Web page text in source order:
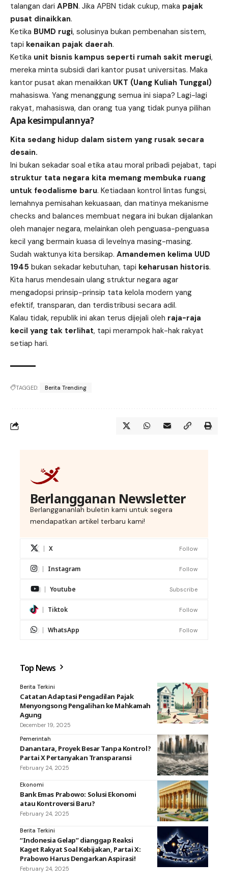
talangan dari APBN. Jika APBN tidak cukup, maka pajak
pusat dinaikkan.
Ketika BUMD rugi, solusinya bukan pembenahan sistem,
tapi kenaikan pajak daerah.
Ketika unit bisnis kampus seperti rumah sakit merugi,
mereka minta subsidi dari kantor pusat universitas. Maka
kantor pusat akan menaikkan UKT (Uang Kuliah Tunggal)
mahasiswa. Yang menanggung semua ini siapa? Lagi-lagi
rakyat, mahasiswa, dan orang tua yang tidak punya pilihan
Apa kesimpulannya?
Kita sedang hidup dalam sistem yang rusak secara
desain.
Ini bukan sekadar soal etika atau moral pribadi pejabat, tapi
struktur tata negara kita memang membuka ruang
untuk feodalisme baru. Ketiadaan kontrol lintas fungsi,
lemahnya pemisahan kekuasaan, dan matinya mekanisme
checks and balances membuat negara ini bukan dijalankan
oleh manajer negara, melainkan oleh penguasa-penguasa
kecil yang bermain kuasa di levelnya masing-masing.
Sudah waktunya kita bersikap. Amandemen kelima UUD
1945 bukan sekadar kebutuhan, tapi keharusan historis.
Kita harus mendesain ulang struktur negara agar
mengadopsi prinsip-prinsip tata kelola modern yang
efektif, transparan, dan terdistribusi secara adil.
Kalau tidak, republik ini akan terus dijejali oleh raja-raja
kecil yang tak terlihat, tapi merampok hak-hak rakyat
setiap hari.
TAGGED: Berita Trending
Berlangganan Newsletter
Berlanggananlah buletin kami untuk segera
mendapatkan artikel terbaru kami!
X Follow
Instagram Follow
Youtube Subscribe
Tiktok Follow
WhatsApp Follow
Top News
Berita Terkini
Catatan Adaptasi Pengadilan Pajak
Menyongsong Pengalihan ke Mahkamah
Agung
December 19, 2025
Pemerintah
Danantara, Proyek Besar Tanpa Kontrol?
Partai X Pertanyakan Transparansi
February 24, 2025
Ekonomi
Bank Emas Prabowo: Solusi Ekonomi
atau Kontroversi Baru?
February 24, 2025
Berita Terkini
“Indonesia Gelap” dianggap Reaksi
Kaget Rakyat Soal Kebijakan, Partai X:
Prabowo Harus Dengarkan Aspirasi!
February 24, 2025